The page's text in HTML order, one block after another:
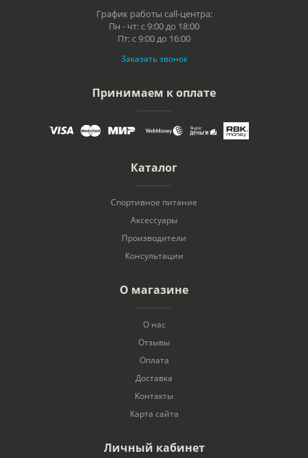
График работы call-центра:
Пн - чт: с 9:00 до 18:00
Пт: с 9:00 до 16:00
Заказать звонок
Принимаем к оплате
Каталог
Спортивное питание
Аксессуары
Производители
Консультации
Личный кабинет
О магазине
О нас
Отзывы
Оплата
Доставка
Контакты
Карта сайта